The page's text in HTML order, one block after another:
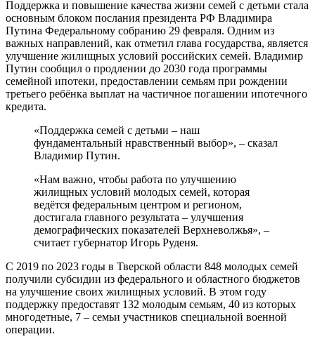
Поддержка и повышение качества жизни семей с детьми стала
основным блоком послания президента РФ Владимира
Путина Федеральному собранию 29 февраля. Одним из
важных направлений, как отметил глава государства, является
улучшение жилищных условий российских семей. Владимир
Путин сообщил о продлении до 2030 года программы
семейной ипотеки, предоставлении семьям при рождении
третьего ребёнка выплат на частичное погашении ипотечного
кредита.
«Поддержка семей с детьми – наш
фундаментальный нравственный выбор», – сказал
Владимир Путин.
«Нам важно, чтобы работа по улучшению
жилищных условий молодых семей, которая
ведётся федеральным центром и регионом,
достигала главного результата – улучшения
демографических показателей Верхневолжья», –
считает губернатор Игорь Руденя.
С 2019 по 2023 годы в Тверской области 848 молодых семей
получили субсидии из федерального и областного бюджетов
на улучшение своих жилищных условий. В этом году
поддержку предоставят 132 молодым семьям, 40 из которых
многодетные, 7 – семьи участников специальной военной
операции.